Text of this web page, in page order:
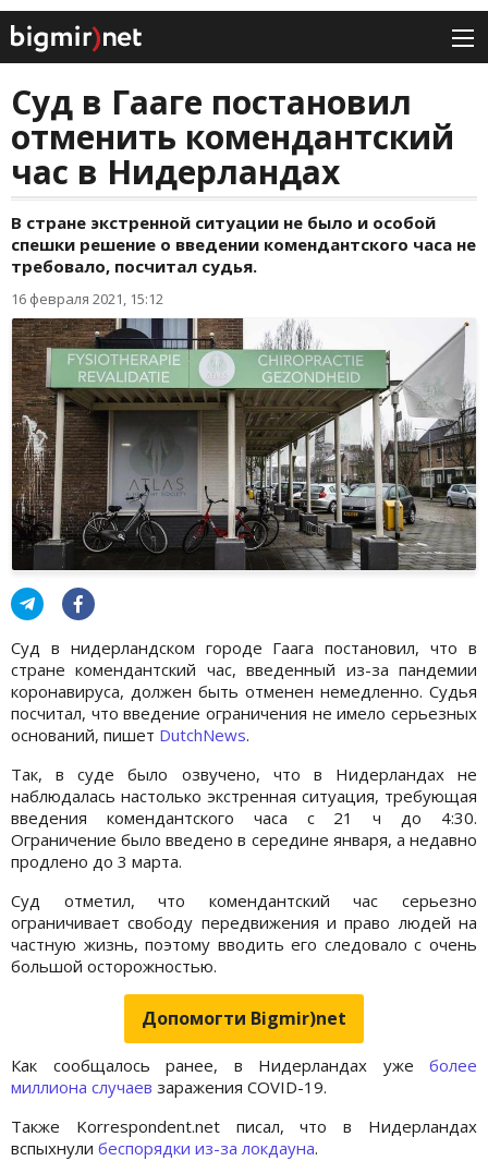
Суд в Гааге постановил
отменить комендантский
час в Нидерландах
В стране экстренной ситуации не было и особой
спешки решение о введении комендантского часа не
требовало, посчитал судья.
16 февраля 2021, 15:12
Суд в нидерландском городе Гаага постановил, что в
стране комендантский час, введенный из-за пандемии
коронавируса, должен быть отменен немедленно. Судья
посчитал, что введение ограничения не имело серьезных
оснований, пишет DutchNews.
Так, в суде было озвучено, что в Нидерландах не
наблюдалась настолько экстренная ситуация, требующая
введения комендантского часа с 21 ч до 4:30.
Ограничение было введено в середине января, а недавно
продлено до 3 марта.
Суд отметил, что комендантский час серьезно
ограничивает свободу передвижения и право людей на
частную жизнь, поэтому вводить его следовало с очень
большой осторожностью.
Допомогти Bigmir)net
Как сообщалось ранее, в Нидерландах уже более
миллиона случаев заражения COVID-19.
Также Korrespondent.net писал, что в Нидерландах
вспыхнули беспорядки из-за локдауна.